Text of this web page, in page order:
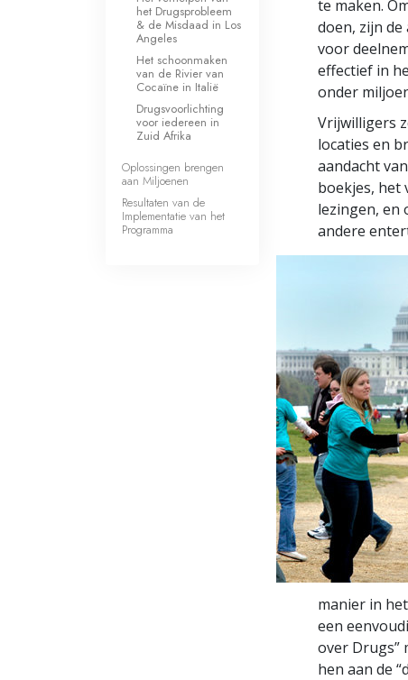
te maken.
doen, zijn
voor
effectief in
onder
Vrijwilligers
locaties en
aandacht
boekjes, het
lezingen, en
andere
manier in
een
over Drugs”
hen aan de
het Drugsprobleem
& de Misdaad in Los
Angeles
Het schoonmaken
van de Rivier van
Cocaïne in Italië
Drugsvoorlichting
voor iedereen in
Zuid Afrika
Oplossingen brengen
aan Miljoenen
Resultaten van de
Implementatie van het
Programma